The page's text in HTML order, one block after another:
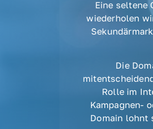
Eine seltene
wiederholen
Die
Rolle im
Kampagnen-
Domain lohnt